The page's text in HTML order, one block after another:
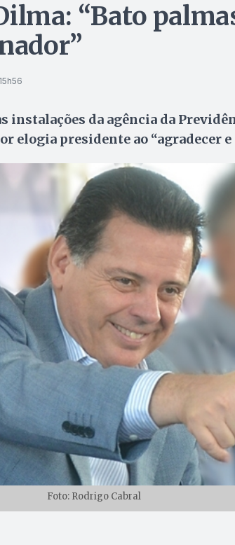
“Bato
instalações da agência da
elogia presidente ao “agradecer
Foto: Rodrigo Cabral